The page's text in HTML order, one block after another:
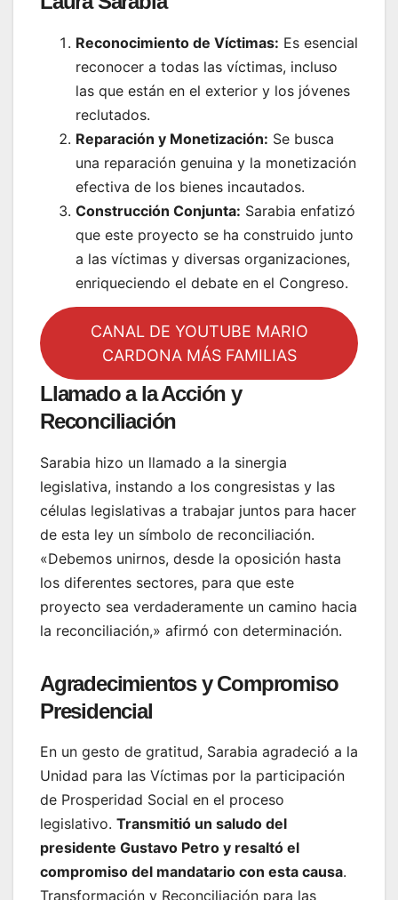
Reconocimiento de Víctimas: Es esencial
reconocer a todas las víctimas, incluso
las que están en el exterior y los jóvenes
reclutados.
Reparación y Monetización: Se busca
una reparación genuina y la monetización
efectiva de los bienes incautados.
Construcción Conjunta: Sarabia enfatizó
que este proyecto se ha construido junto
a las víctimas y diversas organizaciones,
enriqueciendo el debate en el Congreso.
CANAL DE YOUTUBE MARIO
CARDONA MÁS FAMILIAS
Llamado a la Acción y
Reconciliación
Sarabia hizo un llamado a la sinergia
legislativa, instando a los congresistas y las
células legislativas a trabajar juntos para hacer
de esta ley un símbolo de reconciliación.
«Debemos unirnos, desde la oposición hasta
los diferentes sectores, para que este
proyecto sea verdaderamente un camino hacia
la reconciliación,» afirmó con determinación.
Agradecimientos y Compromiso
Presidencial
En un gesto de gratitud, Sarabia agradeció a la
Unidad para las Víctimas por la participación
de Prosperidad Social en el proceso
legislativo. Transmitió un saludo del
presidente Gustavo Petro y resaltó el
compromiso del mandatario con esta causa.
Transformación y Reconciliación para las